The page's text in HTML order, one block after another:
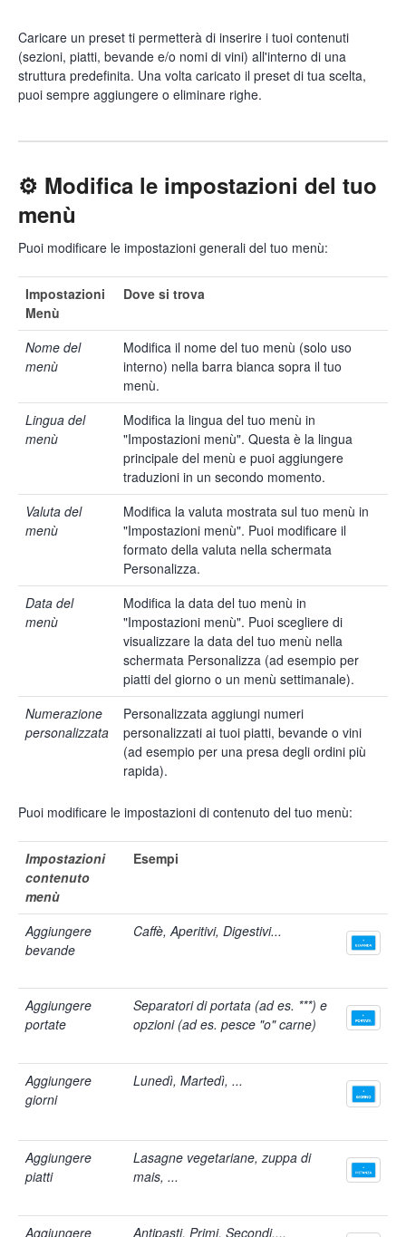
Caricare un preset ti permetterà di inserire i tuoi contenuti
(sezioni, piatti, bevande e/o nomi di vini) all'interno di una
struttura predefinita. Una volta caricato il preset di tua scelta,
puoi sempre aggiungere o eliminare righe.
⚙️ Modifica le impostazioni del tuo
menù
Puoi modificare le impostazioni generali del tuo menù:
Impostazioni
Menù
Dove si trova
Nome del
menù
Modifica il nome del tuo menù (solo uso
interno) nella barra bianca sopra il tuo
menù.
Lingua del
menù
Modifica la lingua del tuo menù in
"Impostazioni menù". Questa è la lingua
principale del menù e puoi aggiungere
traduzioni in un secondo momento.
Valuta del
menù
Modifica la valuta mostrata sul tuo menù in
"Impostazioni menù". Puoi modificare il
formato della valuta nella schermata
Personalizza.
Data del
menù
Modifica la data del tuo menù in
"Impostazioni menù". Puoi scegliere di
visualizzare la data del tuo menù nella
schermata Personalizza (ad esempio per
piatti del giorno o un menù settimanale).
Numerazione
personalizzata
Personalizzata aggiungi numeri
personalizzati ai tuoi piatti, bevande o vini
(ad esempio per una presa degli ordini più
rapida).
Puoi modificare le impostazioni di contenuto del tuo menù:
Impostazioni
contenuto
menù
Esempi
Aggiungere
bevande
Caffè, Aperitivi, Digestivi...
Aggiungere
portate
Separatori di portata (ad es. ***) e
opzioni (ad es. pesce "o" carne)
Aggiungere
giorni
Lunedì, Martedì, ...
Aggiungere
piatti
Lasagne vegetariane, zuppa di
mais, ...
Aggiungere Antipasti, Primi, Secondi,...